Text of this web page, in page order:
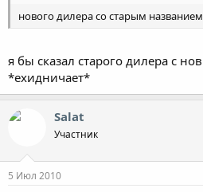
нового дилера со старым
я бы сказал старого дилера с
*ехидничает*
Salat
Участник
5 Июл 2010